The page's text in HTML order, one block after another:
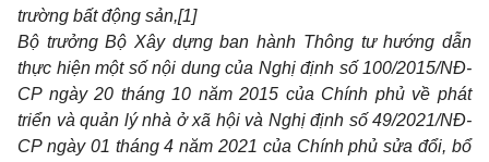
trường bất động sản,[1]
Bộ trưởng Bộ Xây dựng ban hành Thông tư hướng dẫn
thực hiện một số nội dung của Nghị định số 100/2015/NĐ-
CP ngày 20 tháng 10 năm 2015 của Chính phủ về phát
triển và quản lý nhà ở xã hội và Nghị định số 49/2021/NĐ-
CP ngày 01 tháng 4 năm 2021 của Chính phủ sửa đổi, bổ